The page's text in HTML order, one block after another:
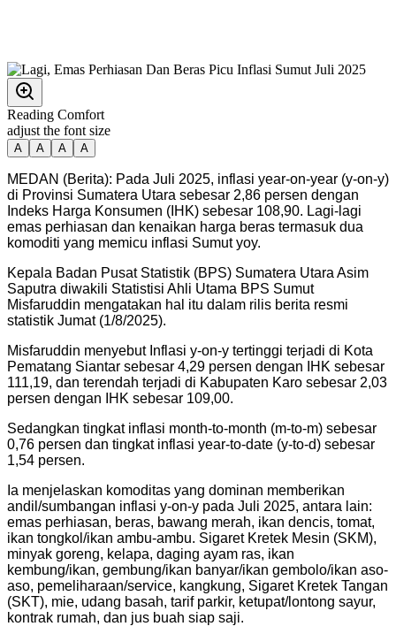
Reading Comfort
adjust the font size
A A A A
MEDAN (Berita): Pada Juli 2025, inflasi year-on-year (y-on-y)
di Provinsi Sumatera Utara sebesar 2,86 persen dengan
Indeks Harga Konsumen (IHK) sebesar 108,90. Lagi-lagi
emas perhiasan dan kenaikan harga beras termasuk dua
komoditi yang memicu inflasi Sumut yoy.
Kepala Badan Pusat Statistik (BPS) Sumatera Utara Asim
Saputra diwakili Statistisi Ahli Utama BPS Sumut
Misfaruddin mengatakan hal itu dalam rilis berita resmi
statistik Jumat (1/8/2025).
Misfaruddin menyebut Inflasi y-on-y tertinggi terjadi di Kota
Pematang Siantar sebesar 4,29 persen dengan IHK sebesar
111,19, dan terendah terjadi di Kabupaten Karo sebesar 2,03
persen dengan IHK sebesar 109,00.
Sedangkan tingkat inflasi month-to-month (m-to-m) sebesar
0,76 persen dan tingkat inflasi year-to-date (y-to-d) sebesar
1,54 persen.
Ia menjelaskan komoditas yang dominan memberikan
andil/sumbangan inflasi y-on-y pada Juli 2025, antara lain:
emas perhiasan, beras, bawang merah, ikan dencis, tomat,
ikan tongkol/ikan ambu-ambu. Sigaret Kretek Mesin (SKM),
minyak goreng, kelapa, daging ayam ras, ikan
kembung/ikan, gembung/ikan banyar/ikan gembolo/ikan aso-
aso, pemeliharaan/service, kangkung, Sigaret Kretek Tangan
(SKT), mie, udang basah, tarif parkir, ketupat/lontong sayur,
kontrak rumah, dan jus buah siap saji.